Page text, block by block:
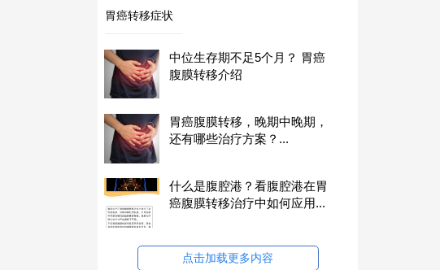
胃癌转移症状
中位生存期不足5个月？ 胃癌
腹膜转移介绍
胃癌腹膜转移，晚期中晚期，
还有哪些治疗方案？...
什么是腹腔港？看腹腔港在胃
癌腹膜转移治疗中如何应用...
点击加载更多内容